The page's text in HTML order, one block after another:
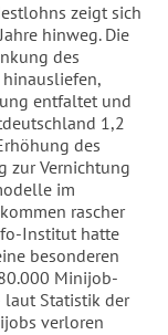
zeigt sich
hinweg. Die
des
entfaltet und
1,2
des
zur Vernichtung
im
rascher
Institut hatte
besonderen
Minijob-
laut Statistik der
verloren